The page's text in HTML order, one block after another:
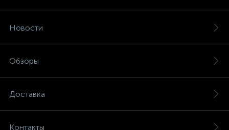
Новости
Обзоры
Доставка
Контакты